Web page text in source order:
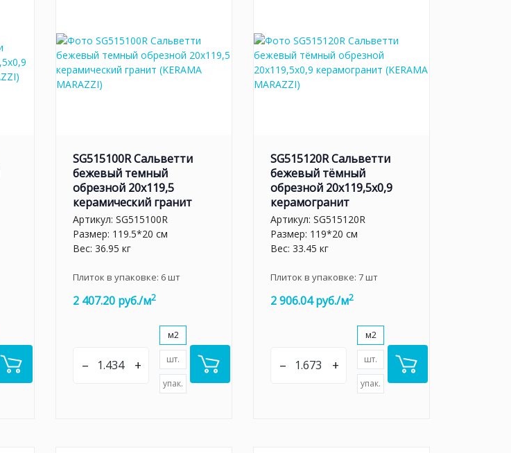
SG515100R Сальветти
бежевый темный
обрезной 20x119,5
керамический гранит
Артикул: SG515100R
Размер: 119.5*20 см
Вес: 36.95 кг
Плиток в упаковке: 6шт
2 407.20 руб./м2
– +
м2
шт.
упак.
SG515120R Сальветти
бежевый тёмный
обрезной 20x119,5x0,9
керамогранит
Артикул: SG515120R
Размер: 119*20 см
Вес: 33.45 кг
Плиток в упаковке: 7шт
2 906.04 руб./м2
– +
м2
шт.
упак.